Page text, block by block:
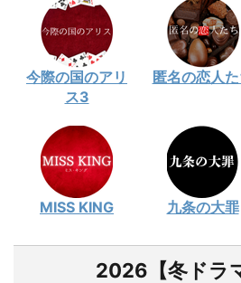
今際の国のアリ
ス3
匿名の恋人
MISS KING 九条の大罪
2026【冬ドラ